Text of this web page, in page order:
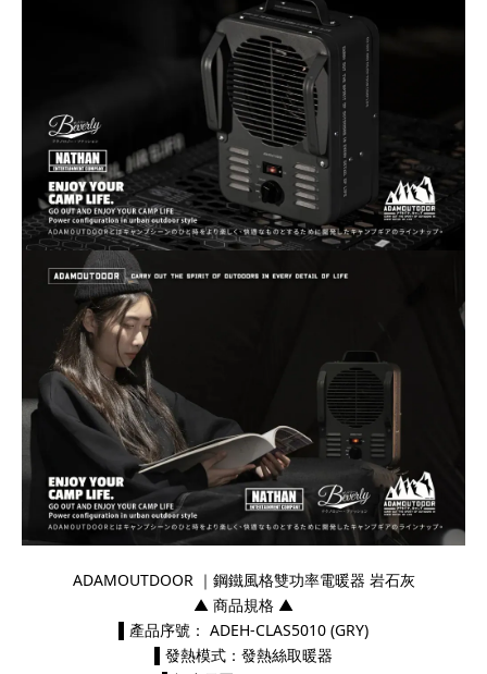
ADAMOUTDOOR ｜鋼鐵風格雙功率電暖器 岩石灰
▲ 商品規格 ▲
▌產品序號： ADEH-CLAS5010 (GRY)
▌發熱模式：發熱絲取暖器